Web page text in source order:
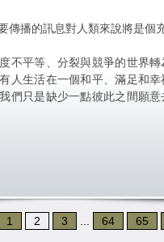
傳播的訊息對人類來說將是個
不平等、分裂與競爭的世界
人生活在一個和平、滿足和
們只是缺少一點彼此之間願
1 2 3 64 65